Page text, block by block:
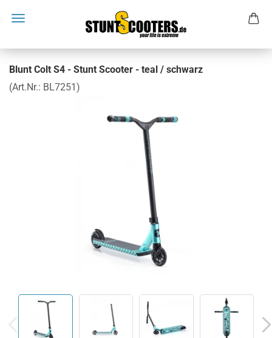
Blunt Colt S4 - Stunt Scooter - teal / schwarz
(Art.Nr.: BL7251)